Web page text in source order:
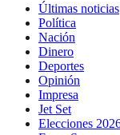
Últimas noticias
Política
Nación
Dinero
Deportes
Opinión
Impresa
Jet Set
Elecciones